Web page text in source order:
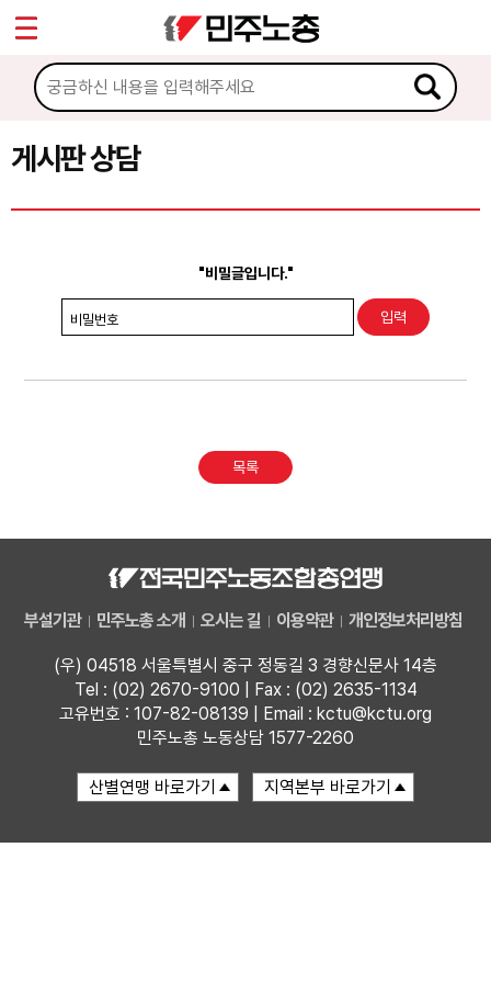
게시판 상담
"비밀글입니다."
비밀번호
목록
부설기관 민주노총 소개 오시는 길 이용약관 개인정보처리방침
(우) 04518 서울특별시 중구 정동길 3 경향신문사 14층
Tel : (02) 2670-9100 | Fax : (02) 2635-1134
고유번호 : 107-82-08139 | Email : kctu@kctu.org
민주노총 노동상담 1577-2260
마이페이지
소개
소식
노동상담
권리찾기수첩 검색
찾아보기
Sketchbook5, 스케치북5
Sketchbook5, 스케치북5